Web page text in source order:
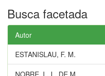
Busca facetada
Autor
ESTANISLAU, F. M.
NOBRE, L. L. DE M.